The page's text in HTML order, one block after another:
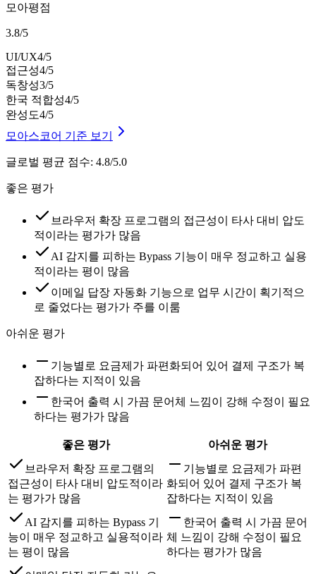
모아평점
3.8/5
UI/UX4/5
접근성4/5
독창성3/5
한국 적합성4/5
완성도4/5
모아스코어 기준 보기
글로벌 평균 점수: 4.8/5.0
좋은 평가
브라우저 확장 프로그램의 접근성이 타사 대비 압도
적이라는 평가가 많음
AI 감지를 피하는 Bypass 기능이 매우 정교하고 실용
적이라는 평이 많음
이메일 답장 자동화 기능으로 업무 시간이 획기적으
로 줄었다는 평가가 주를 이룸
아쉬운 평가
기능별로 요금제가 파편화되어 있어 결제 구조가 복
잡하다는 지적이 있음
한국어 출력 시 가끔 문어체 느낌이 강해 수정이 필요
하다는 평가가 많음
좋은 평가
아쉬운 평가
브라우저 확장 프로그램의
접근성이 타사 대비 압도적이라
는 평가가 많음
기능별로 요금제가 파편
화되어 있어 결제 구조가 복
잡하다는 지적이 있음
AI 감지를 피하는 Bypass 기
능이 매우 정교하고 실용적이라
는 평이 많음
한국어 출력 시 가끔 문어
체 느낌이 강해 수정이 필요
하다는 평가가 많음